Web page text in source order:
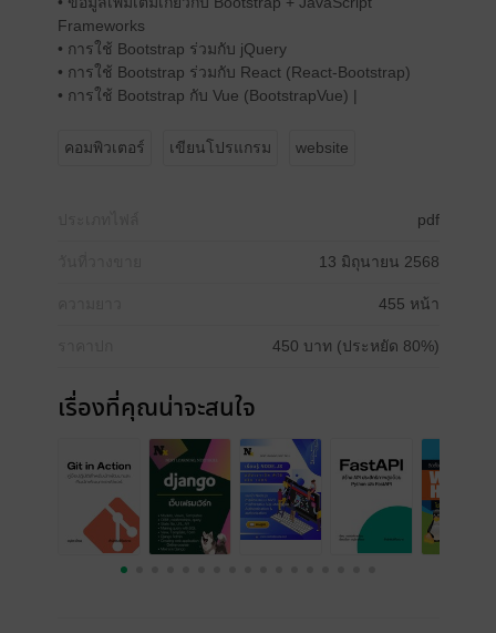
Frameworks
• การใช้ Bootstrap ร่วมกับ jQuery
• การใช้ Bootstrap ร่วมกับ React (React-Bootstrap)
• การใช้ Bootstrap กับ Vue (BootstrapVue) |
คอมพิวเตอร์ เขียนโปรแกรม website
pdf
13 มิถุนายน 2568
455 หน้า
450 บาท (ประหยัด 80%)
เรื่องที่คุณน่าจะสนใจ